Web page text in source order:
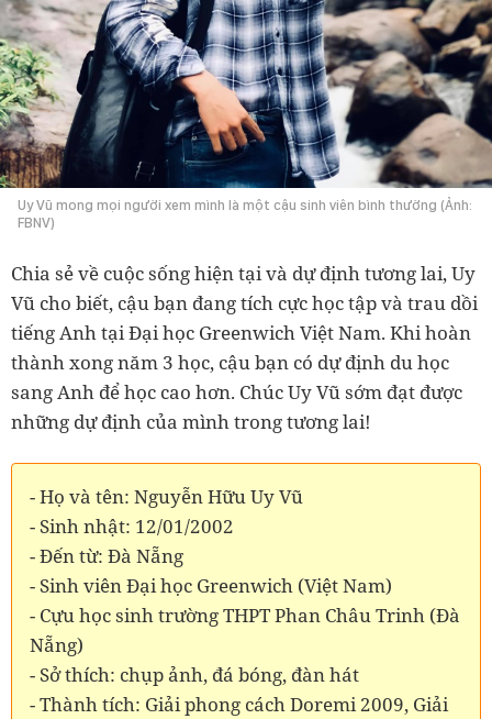
Uy Vũ mong mọi người xem mình là một cậu sinh viên bình thường (Ảnh:
FBNV)
Chia sẻ về cuộc sống hiện tại và dự định tương lai, Uy
Vũ cho biết, cậu bạn đang tích cực học tập và trau dồi
tiếng Anh tại Đại học Greenwich Việt Nam. Khi hoàn
thành xong năm 3 học, cậu bạn có dự định du học
sang Anh để học cao hơn. Chúc Uy Vũ sớm đạt được
những dự định của mình trong tương lai!
- Họ và tên: Nguyễn Hữu Uy Vũ
- Sinh nhật: 12/01/2002
- Đến từ: Đà Nẵng
- Sinh viên Đại học Greenwich (Việt Nam)
- Cựu học sinh trường THPT Phan Châu Trinh (Đà
Nẵng)
- Sở thích: chụp ảnh, đá bóng, đàn hát
- Thành tích: Giải phong cách Doremi 2009, Giải